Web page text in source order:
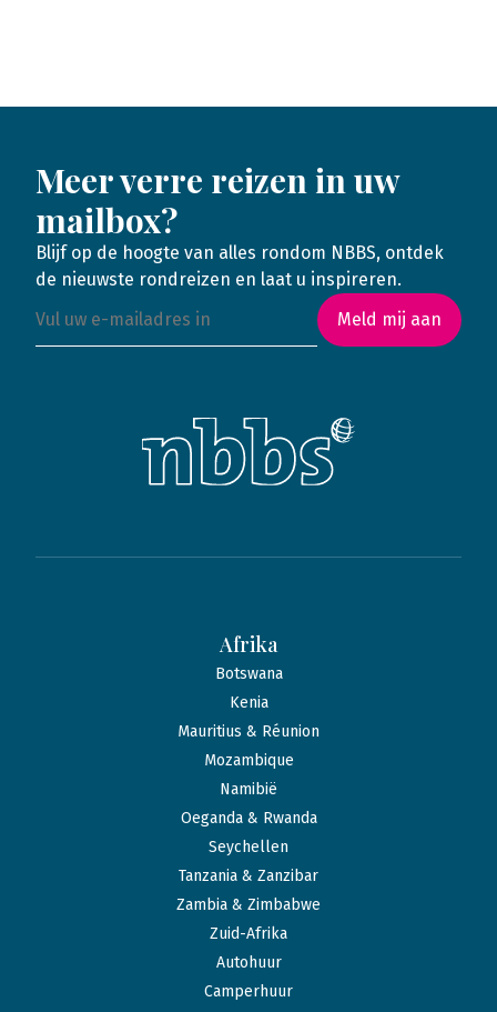
Meer verre reizen in uw
mailbox?
Blijf op de hoogte van alles rondom NBBS, ontdek
de nieuwste rondreizen en laat u inspireren.
Meld mij aan
Afrika
Botswana
Kenia
Mauritius & Réunion
Mozambique
Namibië
Oeganda & Rwanda
Seychellen
Tanzania & Zanzibar
Zambia & Zimbabwe
Zuid-Afrika
Autohuur
Camperhuur